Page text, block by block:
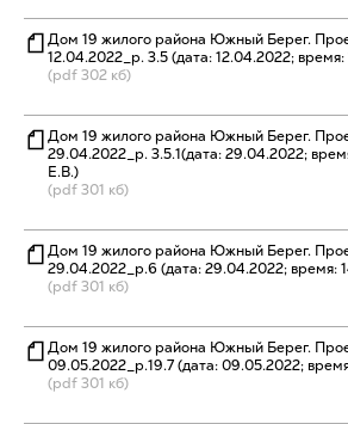
Дом 19 жилого района Южный Берег.
12.04.2022_р. 3.5 (дата: 12.04.2022;
(pdf 302 кб)
Дом 19 жилого района Южный Берег.
29.04.2022_р. 3.5.1(дата: 29.04.2022;
Е.В.)
(pdf 301 кб)
Дом 19 жилого района Южный Берег.
29.04.2022_р.6 (дата: 29.04.2022; время:
(pdf 301 кб)
Дом 19 жилого района Южный Берег.
09.05.2022_р.19.7 (дата: 09.05.2022;
(pdf 301 кб)